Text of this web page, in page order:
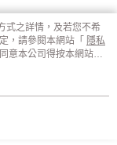
式之詳情，及若您不希
，請參閱本網站「 隱私
意本公司得按本網站使